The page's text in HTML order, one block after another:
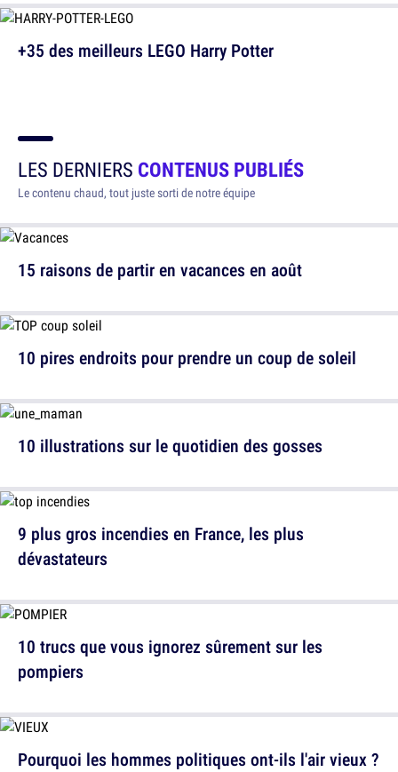
+35 des meilleurs LEGO Harry Potter
LES DERNIERS CONTENUS PUBLIÉS
Le contenu chaud, tout juste sorti de notre équipe
15 raisons de partir en vacances en août
10 illustrations sur le quotidien des gosses
10 trucs que vous ignorez sûrement sur les
pompiers
10 pires endroits pour prendre un coup de soleil
9 plus gros incendies en France, les plus
dévastateurs
Pourquoi les hommes politiques ont-ils l'air vieux ?